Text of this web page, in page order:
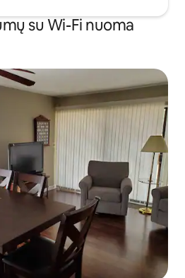
su Wi-Fi nuoma